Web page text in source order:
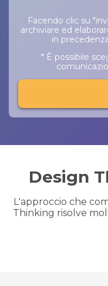
Facendo clic su
archiviare ed
in
* È possibile
Design
L'approccio che
Thinking risolve